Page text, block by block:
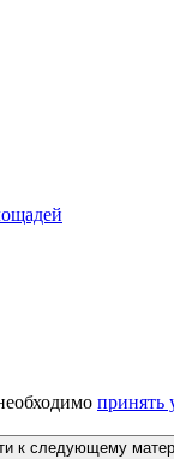
принять
к следующему